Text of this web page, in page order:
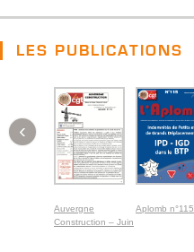
LES PUBLICATIONS
Auvergne
Construction – Juin
Aplomb n°115
‹